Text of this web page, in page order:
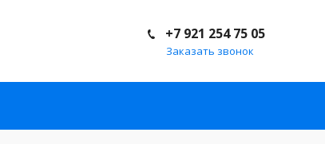
+7 921 254 75 05
Заказать звонок